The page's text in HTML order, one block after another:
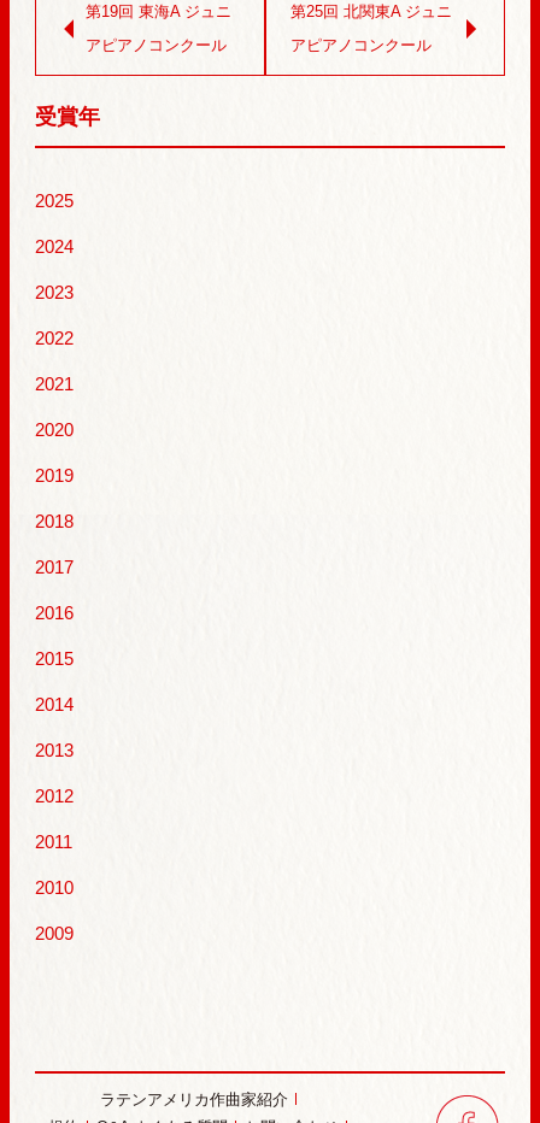
第19回 東海A ジュニ
アピアノコンクール
第25回 北関東A ジュニ
アピアノコンクール
受賞年
2025
2024
2023
2022
2021
2020
2019
2018
2017
2016
2015
2014
2013
2012
2011
2010
2009
ラテンアメリカ作曲家紹介